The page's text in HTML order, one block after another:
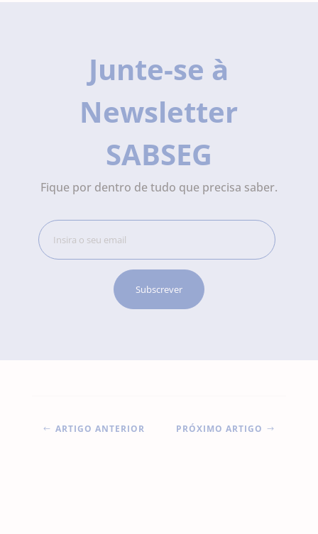
Junte-se à
Newsletter
SABSEG
Fique por dentro de tudo que precisa saber.
# ARTIGO ANTERIOR PRÓXIMO ARTIGO $